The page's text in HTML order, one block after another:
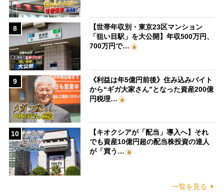
8
【世帯年収別・東京23区マンション
「狙い目駅」を大公開】年収500万円、
700万円で…
9
《利益は年5億円前後》住み込みバイト
から“ギガ大家さん”となった資産200億
円税理…
10
【キオクシアが「配当」導入へ】それ
でも資産10億円超の配当株投資の達人
が「買う…
一覧を見る